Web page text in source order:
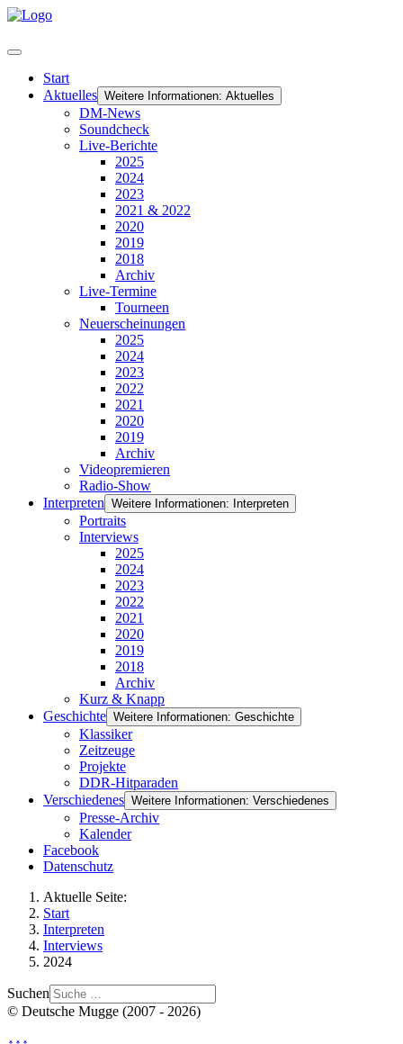
Start
Aktuelles Weitere Informationen: Aktuelles
DM-News
Soundcheck
Live-Berichte
2025
2024
2023
2021 & 2022
2020
2019
2018
Archiv
Live-Termine
Tourneen
Neuerscheinungen
2025
2024
2023
2022
2021
2020
2019
Archiv
Videopremieren
Radio-Show
Interpreten Weitere Informationen: Interpreten
Portraits
Interviews
2025
2024
2023
2022
2021
2020
2019
2018
Archiv
Kurz & Knapp
Geschichte Weitere Informationen: Geschichte
Klassiker
Zeitzeuge
Projekte
DDR-Hitparaden
Verschiedenes Weitere Informationen: Verschiedenes
Presse-Archiv
Kalender
Facebook
Datenschutz
Aktuelle Seite:
Start
Interpreten
Interviews
2024
Suchen
© Deutsche Mugge (2007 - 2026)